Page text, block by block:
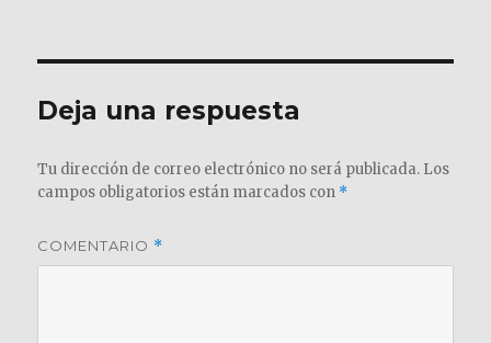
Deja una respuesta
Tu dirección de correo electrónico no será publicada. Los
campos obligatorios están marcados con *
COMENTARIO *